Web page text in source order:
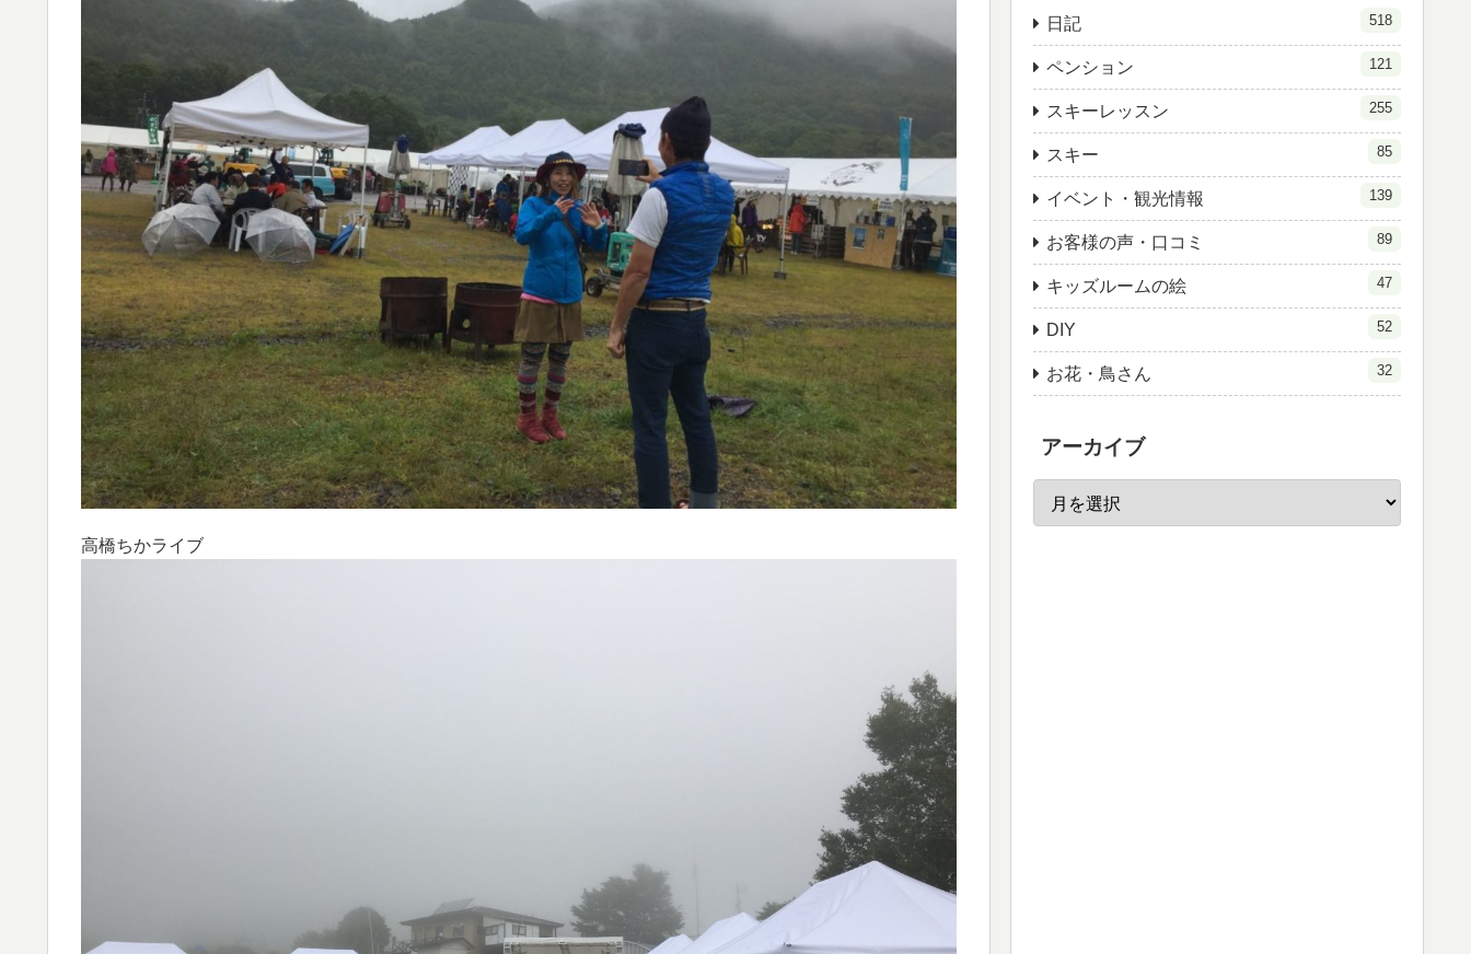
高橋ちかライブ
日記 518
ペンション 121
スキーレッスン 255
スキー 85
イベント・観光情報 139
お客様の声・口コミ 89
キッズルームの絵 47
DIY 52
お花・鳥さん 32
アーカイブ